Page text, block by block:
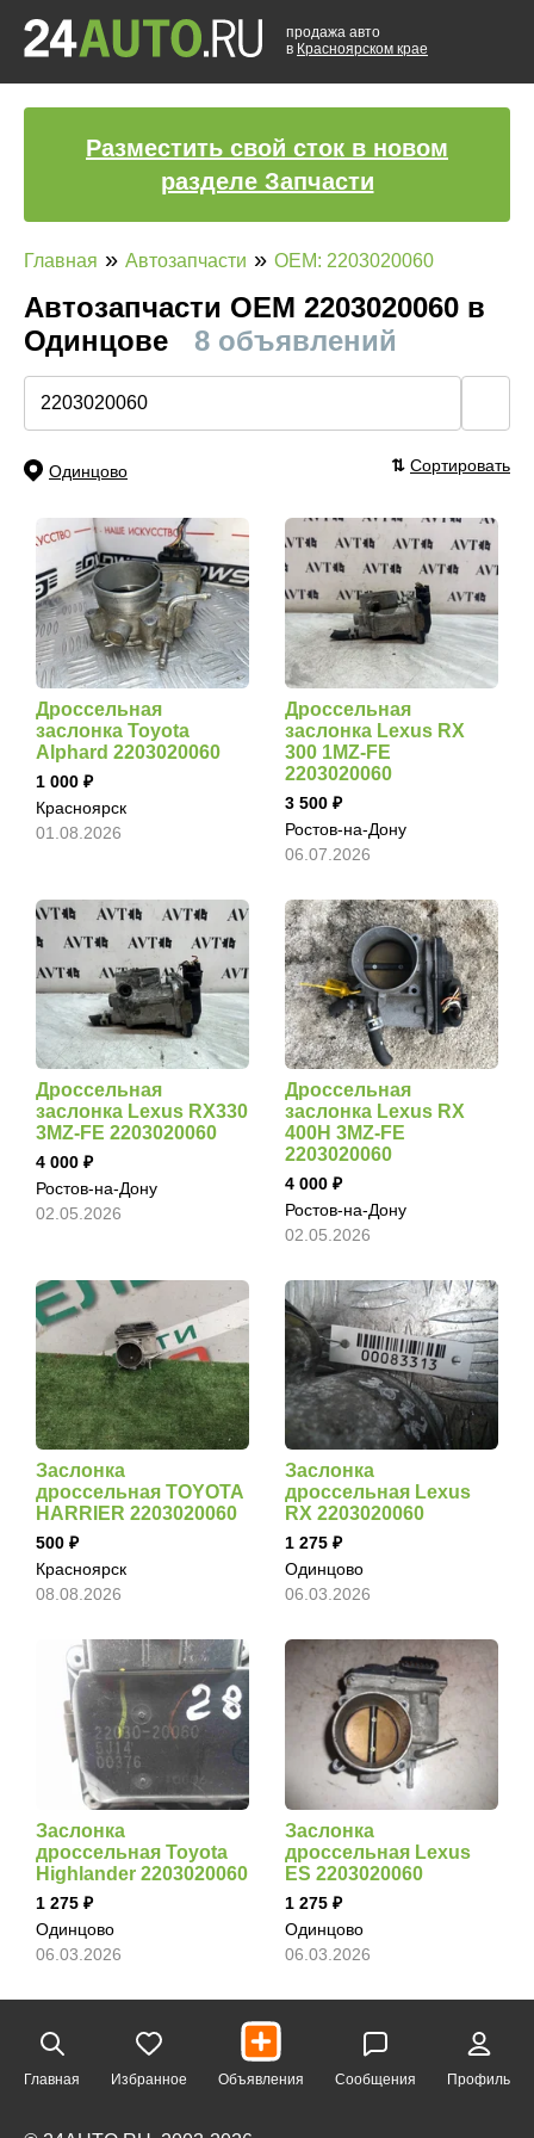
продажа авто
в Красноярском крае
Разместить свой сток в новом
разделе Запчасти
Главная » Автозапчасти » OEM: 2203020060
Автозапчасти ОЕМ 2203020060 в
Одинцове
8 объявлений
Одинцово ⇅ Сортировать
Дроссельная
заслонка Toyota
Alphard 2203020060
1 000
Красноярск
01.08.2026
Дроссельная
заслонка Lexus RX
300 1MZ-FE
2203020060
3 500
Ростов-на-Дону
06.07.2026
Дроссельная
заслонка Lexus RX330
3MZ-FE 2203020060
4 000
Ростов-на-Дону
02.05.2026
Дроссельная
заслонка Lexus RX
400H 3MZ-FE
2203020060
4 000
Ростов-на-Дону
02.05.2026
Заслонка
дроссельная TOYOTA
HARRIER 2203020060
500
Красноярск
08.08.2026
Заслонка
дроссельная Lexus
RX 2203020060
1 275
Одинцово
06.03.2026
Заслонка
дроссельная Toyota
Highlander 2203020060
1 275
Одинцово
06.03.2026
Заслонка
дроссельная Lexus
ES 2203020060
1 275
Одинцово
06.03.2026
Главная Избранное Объявления Сообщения Профиль